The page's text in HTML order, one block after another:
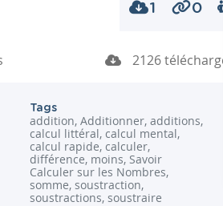
1 0
2126
Tags
addition, Additionner, additions,
calcul littéral, calcul mental,
calcul rapide, calculer,
différence, moins, Savoir
Calculer sur les Nombres,
somme, soustraction,
soustractions, soustraire